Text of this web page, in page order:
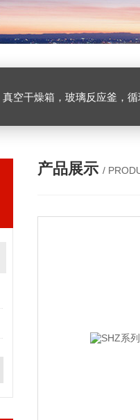
燥箱，玻璃反应釜，循环水真空泵
产品展示 /